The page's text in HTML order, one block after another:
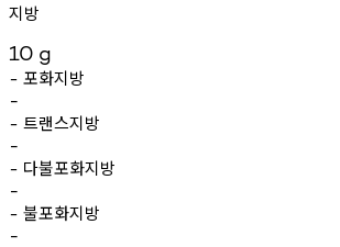
지방
10 g
- 포화지방
-
- 트랜스지방
-
- 다불포화지방
-
- 불포화지방
-